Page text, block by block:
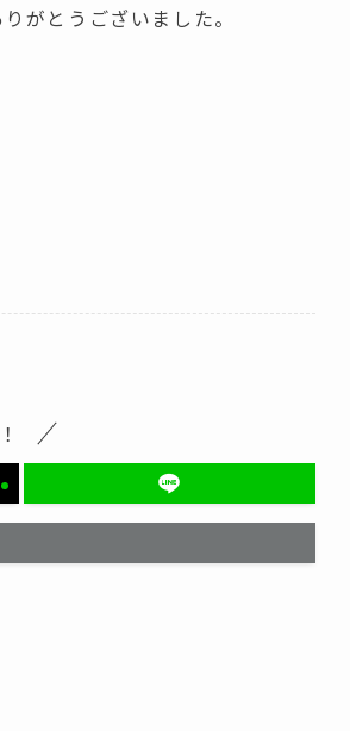
がとうございました。